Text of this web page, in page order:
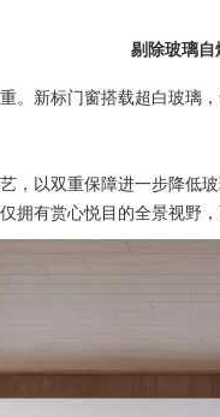
剔除玻璃自
。新标门窗搭载超白玻璃
，以双重保障进一步降低
有赏心悦目的全景视野